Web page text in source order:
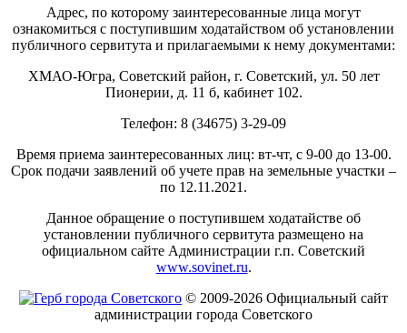
Адрес, по которому заинтересованные лица могут
ознакомиться с поступившим ходатайством об установлении
публичного сервитута и прилагаемыми к нему документами:
ХМАО-Югра, Советский район, г. Советский, ул. 50 лет
Пионерии, д. 11 б, кабинет 102.
Телефон: 8 (34675) 3-29-09
Время приема заинтересованных лиц: вт-чт, с 9-00 до 13-00.
Срок подачи заявлений об учете прав на земельные участки –
по 12.11.2021.
Данное обращение о поступившем ходатайстве об
установлении публичного сервитута размещено на
официальном сайте Администрации г.п. Советский
www.sovinet.ru.
© 2009-2026 Официальный сайт
администрации города Советского